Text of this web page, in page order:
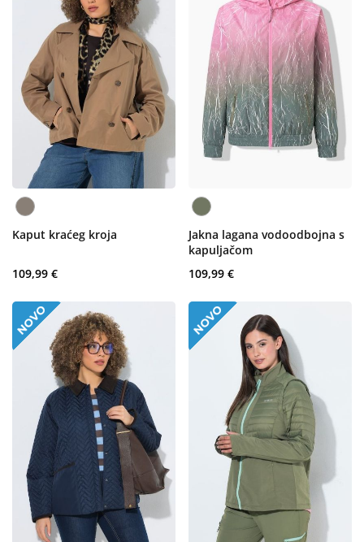
Kaput kraćeg kroja
109,99 €
Jakna lagana vodoodbojna s
kapuljačom
109,99 €